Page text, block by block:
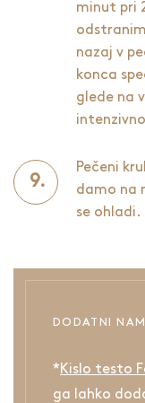
minut pri
nazaj v
konca
glede na
Pečeni
damo na
se ohladi.
DODATNI
* Kislo testo
ga lahko